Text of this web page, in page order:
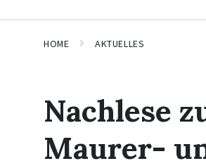
HOME AKTUELLES
Nachlese
Maurer-